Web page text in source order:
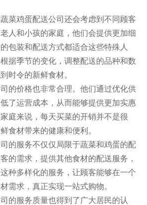
菜鸡蛋配送公司还会考虑到不同顾客
人和小孩的家庭，他们会提供更加细
包装和配送方式都适合这些特殊人
据季节的变化，调整配送的品种和数
时令的新鲜食材。
的价格也非常合理。他们通过优化供
了运营成本，从而能够提供更加实惠
庭来说，每天买菜的开销并不是很
食材带来的健康和便利。
的服务不仅仅局限于蔬菜和鸡蛋的配
的需求，提供其他食材的配送服务，
种多样化的服务，让顾客能够在一个
需求，真正实现一站式购物。
的服务质量也得到了广大居民的认